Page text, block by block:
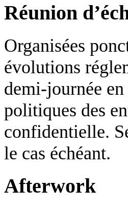
Réunion
Organisées
évolutions
demi-journée
politiques des
confidentielle.
le cas échéant.
Afterwork